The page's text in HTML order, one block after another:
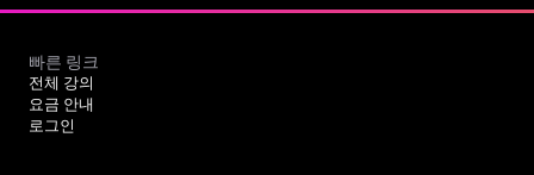
빠른 링크
전체 강의
요금 안내
로그인